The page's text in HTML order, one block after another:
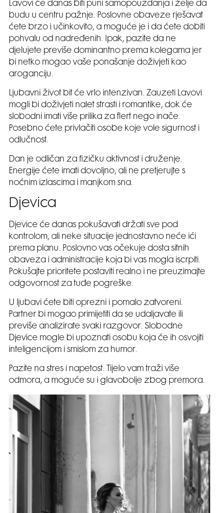
Lavovi će danas biti puni samopouzdanja i želje da
budu u centru pažnje. Poslovne obaveze rješavat
ćete brzo i učinkovito, a moguće je i da ćete dobiti
pohvalu od nadređenih. Ipak, pazite da ne
djelujete previše dominantno prema kolegama jer
bi netko mogao vaše ponašanje doživjeti kao
aroganciju.
Ljubavni život bit će vrlo intenzivan. Zauzeti Lavovi
mogli bi doživjeti nalet strasti i romantike, dok će
slobodni imati više prilika za flert nego inače.
Posebno ćete privlačiti osobe koje vole sigurnost i
odlučnost.
Dan je odličan za fizičku aktivnost i druženje.
Energije ćete imati dovoljno, ali ne pretjerujte s
noćnim izlascima i manjkom sna.
Djevica
Djevice će danas pokušavati držati sve pod
kontrolom, ali neke situacije jednostavno neće ići
prema planu. Poslovno vas očekuje dosta sitnih
obaveza i administracije koja bi vas mogla iscrpiti.
Pokušajte prioritete postaviti realno i ne preuzimajte
odgovornost za tuđe pogreške.
U ljubavi ćete biti oprezni i pomalo zatvoreni.
Partner bi mogao primijetiti da se udaljavate ili
previše analizirate svaki razgovor. Slobodne
Djevice mogle bi upoznati osobu koja će ih osvojiti
inteligencijom i smislom za humor.
Pazite na stres i napetost. Tijelo vam traži više
odmora, a moguće su i glavobolje zbog premora.